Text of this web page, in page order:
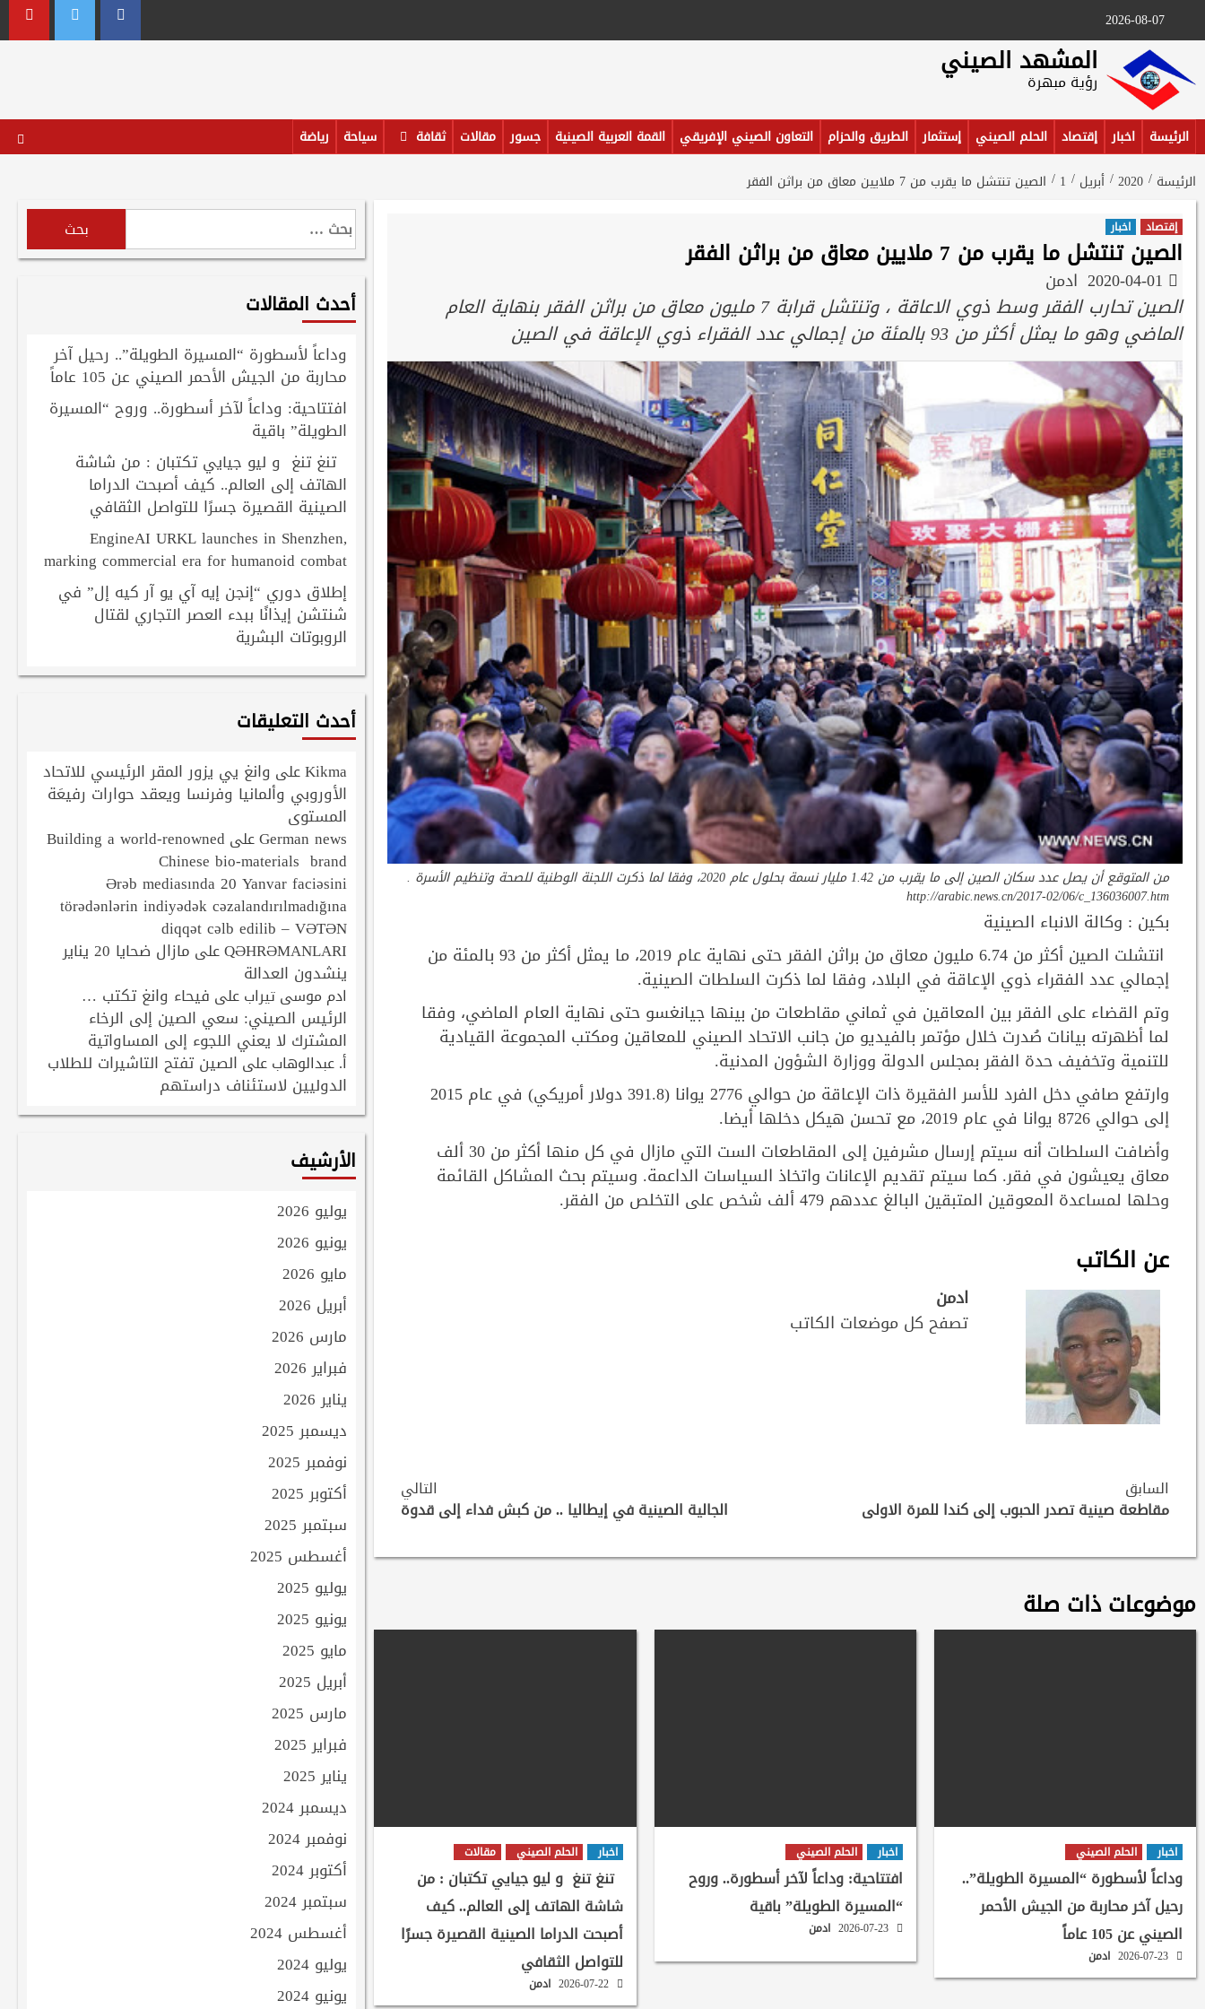
2026-08-07
Facebook
Twitter
المشهد الصيني
رؤية مبهرة
الرئيسة اخبار إقتصاد الحلم الصيني إستثمار الطريق والحزام التعاون الصيني الإفريقي القمة العربية الصينية جسور مقالات ثقافة سياحة
رياضة
الرئيسة 2020 أبريل 1 الصين تنتشل ما يقرب من 7 ملايين معاق من براثن الفقر
إقتصاد اخبار
الصين تنتشل ما يقرب من 7 ملايين معاق من براثن الفقر
ادمن
الصين تحارب الفقر وسط ذوي الاعاقة ، وتنتشل قرابة 7 مليون معاق من براثن الفقر بنهاية العام
الماضي وهو ما يمثل أكثر من 93 بالمئة من إجمالي عدد الفقراء ذوي الإعاقة في الصين
من المتوقع أن يصل عدد سكان الصين إلى ما يقرب من 1.42 مليار نسمة بحلول عام 2020، وفقا لما ذكرت اللجنة الوطنية للصحة وتنظيم الأسرة .
http://arabic.news.cn/2017-02/06/c_136036007.htm
بكين : وكالة الانباء الصينية
انتشلت الصين أكثر من 6.74 مليون معاق من براثن الفقر حتى نهاية عام 2019، ما يمثل أكثر من 93 بالمئة من
إجمالي عدد الفقراء ذوي الإعاقة في البلاد، وفقا لما ذكرت السلطات الصينية.
وتم القضاء على الفقر بين المعاقين في ثماني مقاطعات من بينها جيانغسو حتى نهاية العام الماضي، وفقا
لما أظهرته بيانات صُدرت خلال مؤتمر بالفيديو من جانب الاتحاد الصيني للمعاقين ومكتب المجموعة القيادية
للتنمية وتخفيف حدة الفقر بمجلس الدولة ووزارة الشؤون المدنية.
وارتفع صافي دخل الفرد للأسر الفقيرة ذات الإعاقة من حوالي 2776 يوانا (391.8 دولار أمريكي) في عام 2015
إلى حوالي 8726 يوانا في عام 2019، مع تحسن هيكل دخلها أيضا.
وأضافت السلطات أنه سيتم إرسال مشرفين إلى المقاطعات الست التي مازال في كل منها أكثر من 30 ألف
معاق يعيشون في فقر. كما سيتم تقديم الإعانات واتخاذ السياسات الداعمة. وسيتم بحث المشاكل القائمة
وحلها لمساعدة المعوقين المتبقين البالغ عددهم 479 ألف شخص على التخلص من الفقر.
عن الكاتب
ادمن
تصفح كل موضعات الكاتب
Continue
Reading
السابق
مقاطعة صينية تصدر الحبوب إلى كندا للمرة الاولى
التالي
الجالية الصينية في إيطاليا .. من كبش فداء إلى قدوة
موضوعات ذات صلة
اخبار الحلم الصيني
وداعاً لأسطورة “المسيرة الطويلة”..
رحيل آخر محاربة من الجيش الأحمر
الصيني عن 105 عاماً
ادمن
اخبار الحلم الصيني
افتتاحية: وداعاً لآخر أسطورة.. وروح
“المسيرة الطويلة” باقية
2026-07-23 ادمن
اخبار الحلم الصيني مقالات
تنغ تنغ و ليو جيايي تكتبان : من
شاشة الهاتف إلى العالم.. كيف
أصبحت الدراما الصينية القصيرة جسرًا
للتواصل الثقافي
2026-07-22 ادمن
البحث
عن:
أحدث المقالات
وداعاً لأسطورة “المسيرة الطويلة”.. رحيل آخر
محاربة من الجيش الأحمر الصيني عن 105 عاماً
افتتاحية: وداعاً لآخر أسطورة.. وروح “المسيرة
الطويلة” باقية
تنغ تنغ و ليو جيايي تكتبان : من شاشة
الهاتف إلى العالم.. كيف أصبحت الدراما
الصينية القصيرة جسرًا للتواصل الثقافي
EngineAI URKL launches in Shenzhen,
marking commercial era for humanoid combat
إطلاق دوري “إنجن إيه آي يو آر كيه إل” في
شنتشن إيذانًا ببدء العصر التجاري لقتال
الروبوتات البشرية
أحدث التعليقات
Kikmaعلى وانغ يي يزور المقر الرئيسي للاتحاد
الأوروبي وألمانيا وفرنسا ويعقد حوارات رفيعَة
المستوى
German newsعلى Building a world-renowned
Chinese bio-materials brand
Ərəb mediasında 20 Yanvar faciəsini
törədənlərin indiyədək cəzalandırılmadığına
diqqət cəlb edilib – VƏTƏN
QƏHRƏMANLARIعلى مازال ضحايا 20 يناير
ينشدون العدالة
ادم موسى تيرابعلى فيحاء وانغ تكتب …
الرئيس الصيني: سعي الصين إلى الرخاء
المشترك لا يعني اللجوء إلى المساواتية
أ. عبدالوهابعلى الصين تفتح التاشيرات للطلاب
الدوليين لاستئناف دراستهم
الأرشيف
يوليو 2026
يونيو 2026
مايو 2026
أبريل 2026
مارس 2026
فبراير 2026
يناير 2026
ديسمبر 2025
نوفمبر 2025
أكتوبر 2025
سبتمبر 2025
أغسطس 2025
يوليو 2025
يونيو 2025
مايو 2025
أبريل 2025
مارس 2025
فبراير 2025
يناير 2025
ديسمبر 2024
نوفمبر 2024
أكتوبر 2024
سبتمبر 2024
أغسطس 2024
يوليو 2024
يونيو 2024